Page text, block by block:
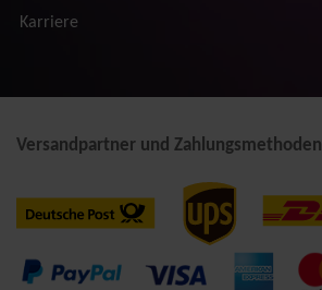
Karriere
Versandpartner und Zahlungsmethoden